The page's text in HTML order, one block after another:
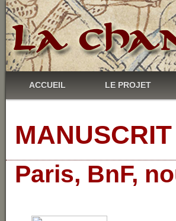
ACCUEIL LE PROJET
Paris, BnF,